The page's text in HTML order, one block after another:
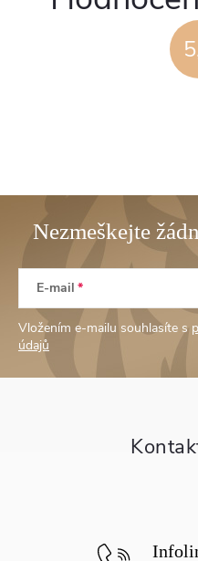
Z
p
E-mail
Vložením e-mailu souhlasíte s
údajů